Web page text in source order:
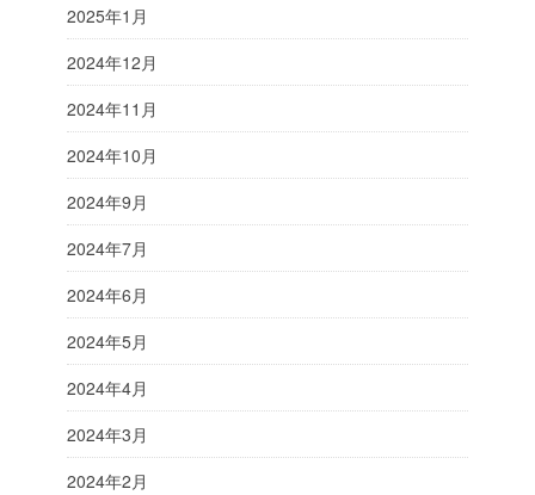
2025年1月
2024年12月
2024年11月
2024年10月
2024年9月
2024年7月
2024年6月
2024年5月
2024年4月
2024年3月
2024年2月